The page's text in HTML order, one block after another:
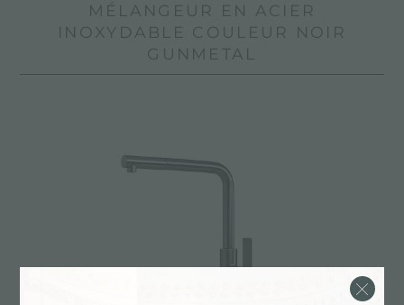
MÉLANGEUR EN ACIER
INOXYDABLE COULEUR NOIR
GUNMETAL